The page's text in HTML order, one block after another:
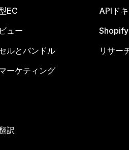
EC
ュー
ルとバンドル
ーケティング
訳
APIド
Shopify
リサー